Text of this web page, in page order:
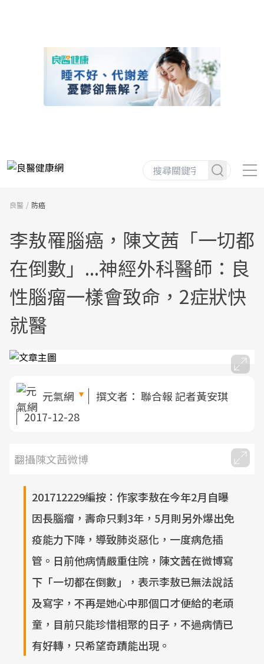
良醫 防癌
李敖罹腦癌，陳文茜「一切都
在倒數」...神經外科醫師：良
性腦瘤一樣會致命，2症狀快
就醫
元氣網 撰文者： 聯合報 記者黃安琪
2017-12-28
翻攝陳文茜微博
201712229編按：作家李敖在今年2月自曝
因長腦瘤，壽命只剩3年，5月則另外爆出免
疫能力下降，導致肺炎惡化，一度病危插
管。日前他病情嚴重住院，陳文茜在微博寫
下「一切都在倒數」，表示李敖已無法說話
及寫字，不再是她心中那個口才便給的老頑
童，目前只能珍惜相聚的日子，不過病情已
有好轉，只希望奇蹟能出現。